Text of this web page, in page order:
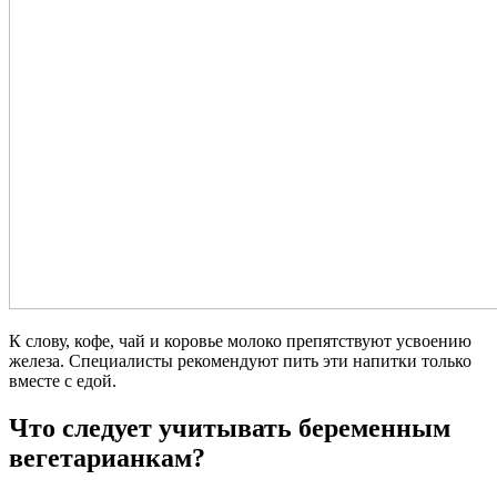
К слову, кофе, чай и коровье молоко препятствуют усвоению
железа. Специалисты рекомендуют пить эти напитки только
вместе с едой.
Что следует учитывать беременным
вегетарианкам?